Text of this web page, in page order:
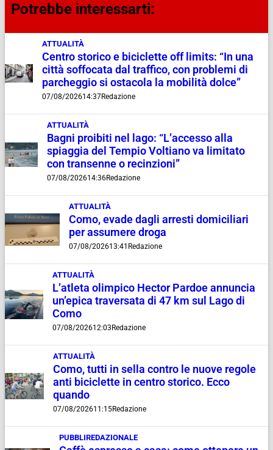
Potrebbe interessarti:
ATTUALITÀ
Centro storico e biciclette off limits: “In una
città soffocata dal traffico, con problemi di
parcheggio si ostacola la mobilità dolce”
07/08/202614:37Redazione
ATTUALITÀ
Bagni proibiti nel lago: “L’accesso alla
spiaggia del Tempio Voltiano va limitato
con transenne o recinzioni”
07/08/202614:36Redazione
ATTUALITÀ
Como, evade dagli arresti domiciliari
per assumere droga
07/08/202613:41 Redazione
ATTUALITÀ
L’atleta olimpico Hector Pardoe annuncia
un’epica traversata di 47 km sul Lago di
Como
07/08/202612:03 Redazione
ATTUALITÀ
Como, tutti in sella contro le nuove regole
anti biciclette in centro storico. Ecco
quando
07/08/202611:15Redazione
PUBBLIREDAZIONALE